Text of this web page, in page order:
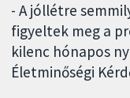
- A jóllétre
figyeltek meg a
kilenc hónapos
Életminőségi